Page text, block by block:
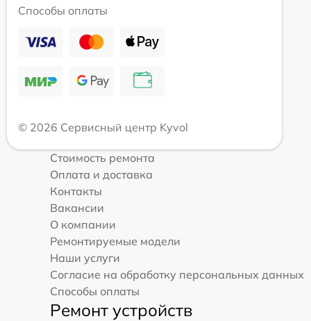
Способы оплаты
© 2026 Сервисный центр Kyvol
Стоимость ремонта
Оплата и доставка
Контакты
Вакансии
О компании
Ремонтируемые модели
Наши услуги
Согласие на обработку персональных данных
Способы оплаты
Ремонт устройств